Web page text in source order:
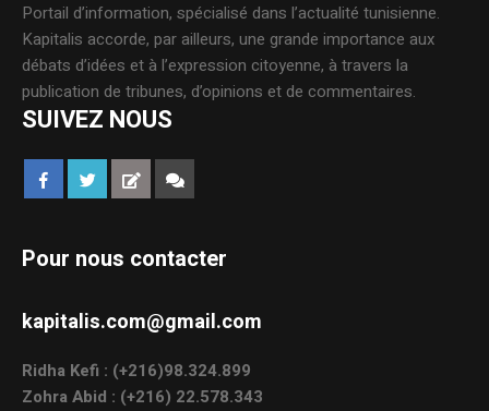
Portail d’information, spécialisé dans l’actualité tunisienne.
Kapitalis accorde, par ailleurs, une grande importance aux
débats d’idées et à l’expression citoyenne, à travers la
publication de tribunes, d’opinions et de commentaires.
SUIVEZ NOUS
Pour nous contacter
kapitalis.com@gmail.com
Ridha Kefi : (+216)98.324.899
Zohra Abid : (+216) 22.578.343